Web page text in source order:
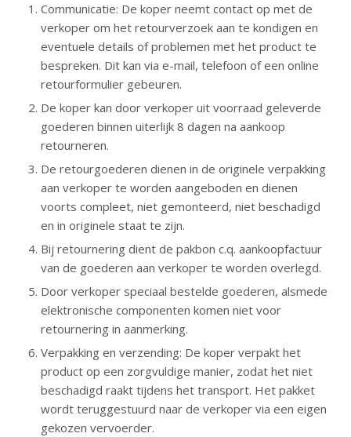
Communicatie: De koper neemt contact op met de
verkoper om het retourverzoek aan te kondigen en
eventuele details of problemen met het product te
bespreken. Dit kan via e-mail, telefoon of een online
retourformulier gebeuren.
De koper kan door verkoper uit voorraad geleverde
goederen binnen uiterlijk 8 dagen na aankoop
retourneren.
De retourgoederen dienen in de originele verpakking
aan verkoper te worden aangeboden en dienen
voorts compleet, niet gemonteerd, niet beschadigd
en in originele staat te zijn.
Bij retournering dient de pakbon c.q. aankoopfactuur
van de goederen aan verkoper te worden overlegd.
Door verkoper speciaal bestelde goederen, alsmede
elektronische componenten komen niet voor
retournering in aanmerking.
Verpakking en verzending: De koper verpakt het
product op een zorgvuldige manier, zodat het niet
beschadigd raakt tijdens het transport. Het pakket
wordt teruggestuurd naar de verkoper via een eigen
gekozen vervoerder.